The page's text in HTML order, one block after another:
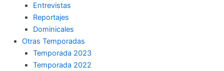
Entrevistas
Reportajes
Dominicales
Otras Temporadas
Temporada 2023
Temporada 2022